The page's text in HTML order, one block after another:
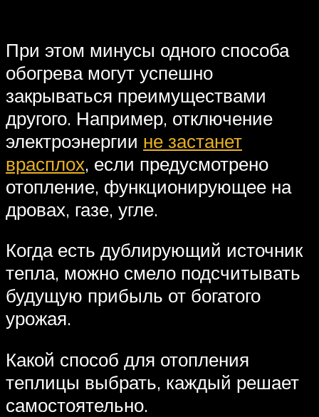
При этом минусы одного способа
обогрева могут успешно
закрываться преимуществами
другого. Например, отключение
электроэнергии не застанет
врасплох, если предусмотрено
отопление, функционирующее на
дровах, газе, угле.
Когда есть дублирующий источник
тепла, можно смело подсчитывать
будущую прибыль от богатого
урожая.
Какой способ для отопления
теплицы выбрать, каждый решает
самостоятельно.